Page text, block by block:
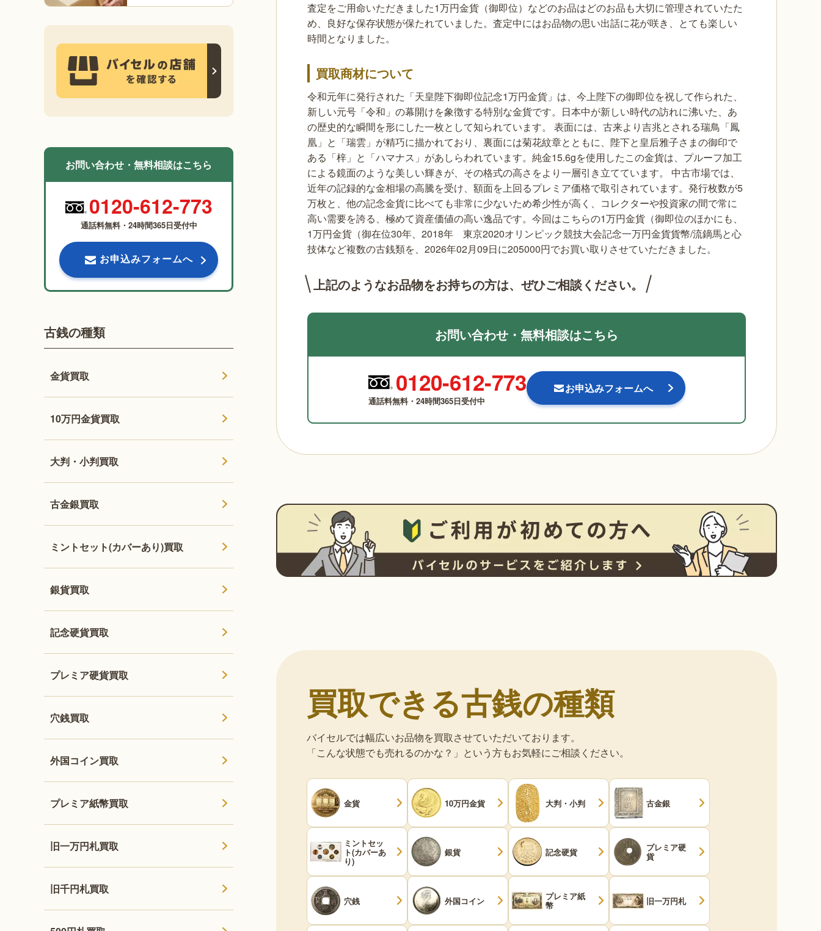
査定をご用命いただきました1万円金貨（御即位）などのお品はどのお品も大切に管理されていたた
め、良好な保存状態が保たれていました。査定中にはお品物の思い出話に花が咲き、とても楽しい
時間となりました。
買取商材について
令和元年に発行された「天皇陛下御即位記念1万円金貨」は、今上陛下の御即位を祝して作られた、
新しい元号「令和」の幕開けを象徴する特別な金貨です。日本中が新しい時代の訪れに沸いた、あ
の歴史的な瞬間を形にした一枚として知られています。
表面には、古来より吉兆とされる瑞鳥「鳳
凰」と「瑞雲」が精巧に描かれており、裏面には菊花紋章とともに、陛下と皇后雅子さまの御印で
ある「梓」と「ハマナス」があしらわれています。純金15.6gを使用したこの金貨は、プルーフ加工
による鏡面のような美しい輝きが、その格式の高さをより一層引き立てています。
中古市場では、
近年の記録的な金相場の高騰を受け、額面を上回るプレミア価格で取引されています。発行枚数が5
万枚と、他の記念金貨に比べても非常に少ないため希少性が高く、コレクターや投資家の間で常に
高い需要を誇る、極めて資産価値の高い逸品です。今回はこちらの1万円金貨（御即位のほかにも、
1万円金貨（御在位30年、2018年 東京2020オリンピック競技大会記念一万円金貨貨幣/流鏑馬と心
技体など複数の古銭類を、2026年02月09日に205000円でお買い取りさせていただきました。
上記のようなお品物をお持ちの方は、 ぜひご相談ください。
お問い合わせ・無料相談はこちら
0120-612-773
通話料無料・24時間365日受付中
お申込みフォームへ
買取できる古銭の種類
バイセルでは幅広いお品物を買取させていただいております。
「こんな状態でも売れるのかな？」という方もお気軽にご相談ください。
金貨 10万円金貨 大判・小判 古金銀
ミントセッ
ト(カバーあ
り)
銀貨 記念硬貨 プレミア硬
貨
穴銭 外国コイン プレミア紙
幣 旧一万円札
お問い合わせ・無料相談はこちら
0120-612-773
通話料無料・24時間365日受付中
お申込みフォームへ
古銭の種類
金貨買取
10万円金貨買取
大判・小判買取
古金銀買取
ミントセット(カバーあり)買取
銀貨買取
記念硬貨買取
プレミア硬貨買取
穴銭買取
外国コイン買取
プレミア紙幣買取
旧一万円札買取
旧千円札買取